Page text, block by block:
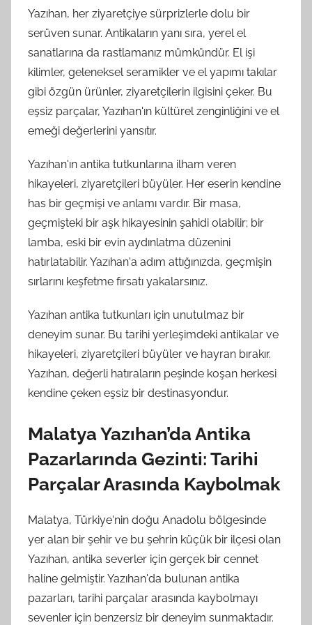
Yazıhan, her ziyaretçiye sürprizlerle dolu bir
serüven sunar. Antikaların yanı sıra, yerel el
sanatlarına da rastlamanız mümkündür. El işi
kilimler, geleneksel seramikler ve el yapımı takılar
gibi özgün ürünler, ziyaretçilerin ilgisini çeker. Bu
eşsiz parçalar, Yazıhan'ın kültürel zenginliğini ve el
emeği değerlerini yansıtır.
Yazıhan'ın antika tutkunlarına ilham veren
hikayeleri, ziyaretçileri büyüler. Her eserin kendine
has bir geçmişi ve anlamı vardır. Bir masa,
geçmişteki bir aşk hikayesinin şahidi olabilir; bir
lamba, eski bir evin aydınlatma düzenini
hatırlatabilir. Yazıhan'a adım attığınızda, geçmişin
sırlarını keşfetme fırsatı yakalarsınız.
Yazıhan antika tutkunları için unutulmaz bir
deneyim sunar. Bu tarihi yerleşimdeki antikalar ve
hikayeleri, ziyaretçileri büyüler ve hayran bırakır.
Yazıhan, değerli hatıraların peşinde koşan herkesi
kendine çeken eşsiz bir destinasyondur.
Malatya Yazıhan’da Antika
Pazarlarında Gezinti: Tarihi
Parçalar Arasında Kaybolmak
Malatya, Türkiye'nin doğu Anadolu bölgesinde
yer alan bir şehir ve bu şehrin küçük bir ilçesi olan
Yazıhan, antika severler için gerçek bir cennet
haline gelmiştir. Yazıhan'da bulunan antika
pazarları, tarihi parçalar arasında kaybolmayı
sevenler için benzersiz bir deneyim sunmaktadır.